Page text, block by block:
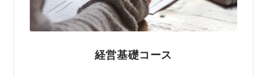
経営基礎コース